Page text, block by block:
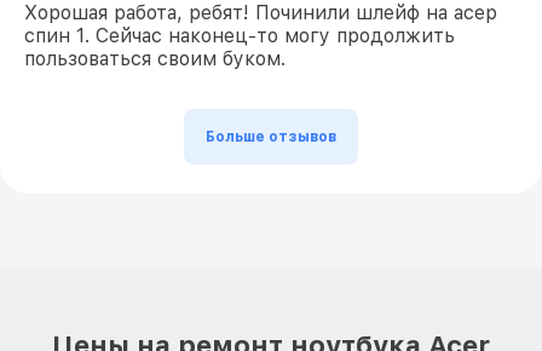
Хорошая работа, ребят! Починили шлейф на асер
спин 1. Сейчас наконец-то могу продолжить
пользоваться своим буком.
Больше отзывов